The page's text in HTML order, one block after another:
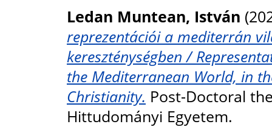
Ledan Muntean, István
reprezentációi a mediterrán
kereszténységben /
the Mediterranean World, in
Christianity. Post-Doctoral
Hittudományi Egyetem.